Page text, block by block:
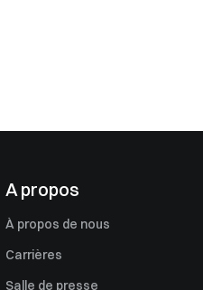
A propos
À propos de nous
Carrières
Salle de presse